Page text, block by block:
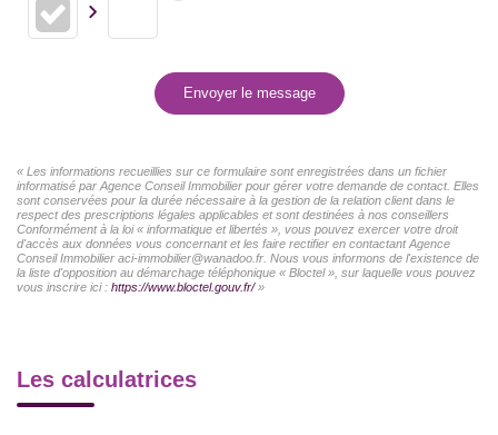
Envoyer le message
« Les informations recueillies sur ce formulaire sont enregistrées dans un fichier
informatisé par Agence Conseil Immobilier pour gérer votre demande de contact. Elles
sont conservées pour la durée nécessaire à la gestion de la relation client dans le
respect des prescriptions légales applicables et sont destinées à nos conseillers
Conformément à la loi « informatique et libertés », vous pouvez exercer votre droit
d'accès aux données vous concernant et les faire rectifier en contactant Agence
Conseil Immobilier aci-immobilier@wanadoo.fr. Nous vous informons de l'existence de
la liste d'opposition au démarchage téléphonique « Bloctel », sur laquelle vous pouvez
vous inscrire ici : https://www.bloctel.gouv.fr/»
Les calculatrices